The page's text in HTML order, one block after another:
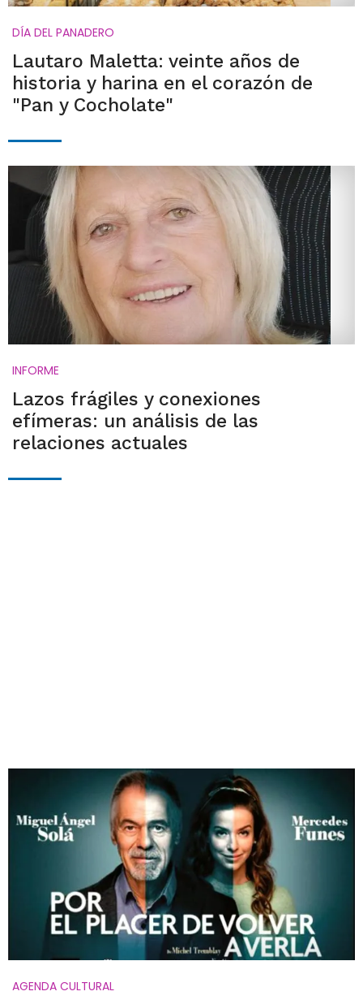
DÍA DEL PANADERO
Lautaro Maletta: veinte años de
historia y harina en el corazón de
"Pan y Cocholate"
INFORME
Lazos frágiles y conexiones
efímeras: un análisis de las
relaciones actuales
AGENDA CULTURAL